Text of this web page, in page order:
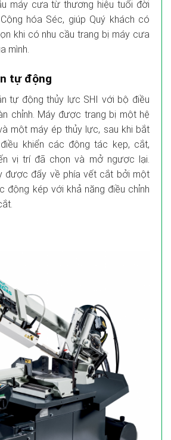
máy cưa từ thương hiệu tuổi đời
hóa Séc, giúp Quý khách có
khi có nhu cầu trang bị máy cưa
mình.
tự động
tự động thủy lực SHI với bộ điều
chỉnh. Máy được trang bị một hệ
một máy ép thủy lực, sau khi bắt
khiển các động tác kẹp, cắt,
vị trí đã chọn và mở ngược lại.
được đẩy về phía vết cắt bởi một
động kép với khả năng điều chỉnh